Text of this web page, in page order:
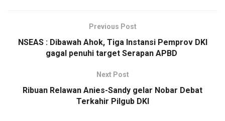
Previous Post
NSEAS : Dibawah Ahok, Tiga Instansi Pemprov DKI
gagal penuhi target Serapan APBD
Next Post
Ribuan Relawan Anies-Sandy gelar Nobar Debat
Terkahir Pilgub DKI